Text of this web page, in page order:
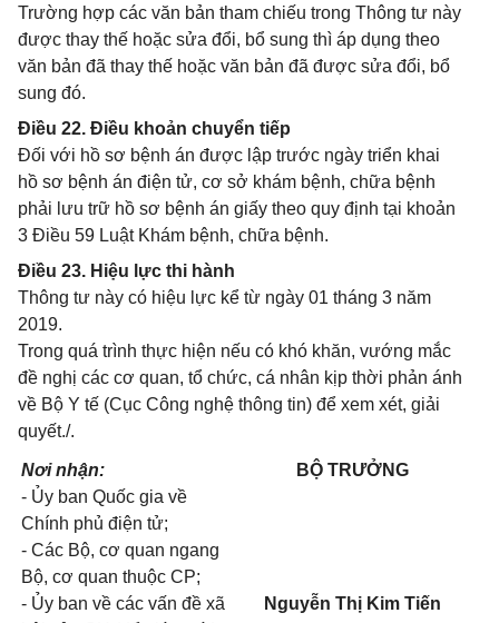
Trường hợp các văn bản tham chiếu trong Thông tư này
được thay thế hoặc sửa đổi, bổ sung thì áp dụng theo
văn bản đã thay thế hoặc văn bản đã được sửa đổi, bổ
sung đó.
Điều 22. Điều khoản chuyển tiếp
Đối với hồ sơ bệnh án được lập trước ngày triển khai
hồ sơ bệnh án điện tử, cơ sở khám bệnh, chữa bệnh
phải lưu trữ hồ sơ bệnh án giấy theo quy định tại khoản
3 Điều 59 Luật Khám bệnh, chữa bệnh.
Điều 23. Hiệu lực thi hành
Thông tư này có hiệu lực kể từ ngày 01 tháng 3 năm
2019.
Trong quá trình thực hiện nếu có khó khăn, vướng mắc
đề nghị các cơ quan, tổ chức, cá nhân kịp thời phản ánh
về Bộ Y tế (Cục Công nghệ thông tin) để xem xét, giải
quyết./.
Nơi nhận:
- Ủy ban Quốc gia về
Chính phủ điện tử;
- Các Bộ, cơ quan ngang
Bộ, cơ quan thuộc CP;
- Ủy ban về các vấn đề xã
BỘ TRƯỞNG
Nguyễn Thị Kim Tiến